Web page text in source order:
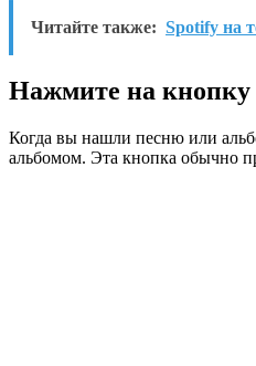
Читайте также: Spotify на
Нажмите на кнопку
Когда вы нашли песню или
альбомом. Эта кнопка обычно